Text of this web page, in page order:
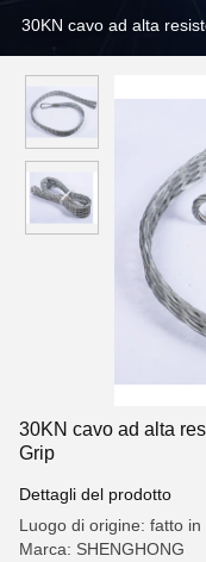
30KN cavo ad alta
30KN cavo ad alta
Grip
Dettagli del prodotto
Luogo di origine: fatto in
Marca: SHENGHONG